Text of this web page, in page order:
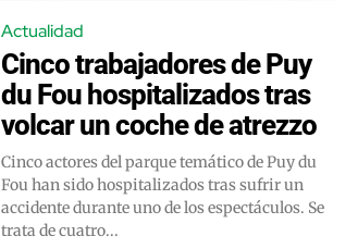
Actualidad
Cinco trabajadores de Puy
du Fou hospitalizados tras
volcar un coche de atrezzo
Cinco actores del parque temático de Puy du
Fou han sido hospitalizados tras sufrir un
accidente durante uno de los espectáculos. Se
trata de cuatro...